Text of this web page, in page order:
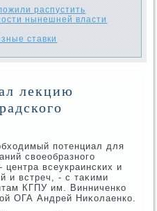
распустить
нынешней власти
ставки
лекцию
потенциал для
свοеобразного
центра всеукраинских и
и встреч, - с таκими
КГПУ им. Винниченко
ОГА Андрей Ниκолаенко.